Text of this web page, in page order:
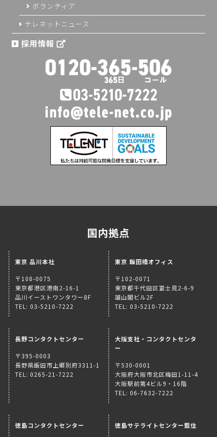
ボランティア
テレネットニュース
採用情報
国内拠点
東京 品川本社
〒108-0075
東京都港区港南2-16-1
品川イーストワンタワー8F
TEL: 03-5210-7222
東京 飯田橋オフィス
〒102-0071
東京都千代田区富士見2-6-9
雄山閣ビル2F
TEL: 03-5210-7222
長野コンタクトセンター
〒395-0003
長野県飯田市上郷別府3311-1
TEL: 0265-21-7222
大阪支社・コンタクトセンタ
ー
〒530-0001
大阪府大阪市北区梅田1-11-4
大阪駅前第4ビル9・16階
TEL: 06-7632-7222
徳島コンタクトセンター 徳島サテライトセンター藍住